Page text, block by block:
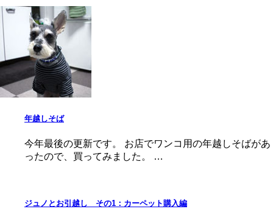
年越しそば
今年最後の更新です。 お店でワンコ用の年越しそばがあ
ったので、買ってみました。 …
ジュノとお引越し その1：カーペット購入編